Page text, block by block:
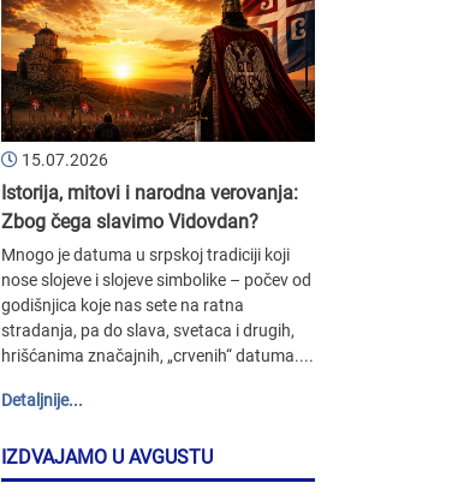
15.07.2026
Istorija, mitovi i narodna verovanja:
Zbog čega slavimo Vidovdan?
Mnogo je datuma u srpskoj tradiciji koji
nose slojeve i slojeve simbolike – počev od
godišnjica koje nas sete na ratna
stradanja, pa do slava, svetaca i drugih,
hrišćanima značajnih, „crvenih“ datuma....
Detaljnije...
IZDVAJAMO U AVGUSTU